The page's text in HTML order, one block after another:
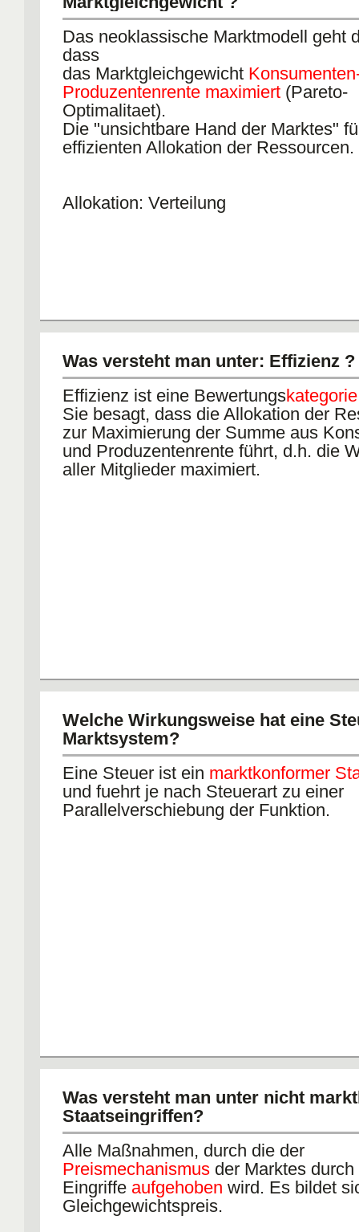
Das neoklassische Marktmodell geht
dass
das Marktgleichgewicht
Produzentenrente maximiert (Pareto-
Optimalitaet).
Die "unsichtbare Hand der Marktes"
effizienten Allokation der Ressourcen.
Allokation: Verteilung
Was versteht man unter: Effizienz ?
Effizienz ist eine Bewertungskategorie
Sie besagt, dass die Allokation der
zur Maximierung der Summe aus
und Produzentenrente führt, d.h. die
aller Mitglieder maximiert.
Welche Wirkungsweise hat eine
Marktsystem?
Eine Steuer ist ein marktkonformer
und fuehrt je nach Steuerart zu einer
Parallelverschiebung der Funktion.
Was versteht man unter nicht
Staatseingriffen?
Alle Maßnahmen, durch die der
Preismechanismus der Marktes
Eingriffe aufgehoben wird. Es bildet
Gleichgewichtspreis.